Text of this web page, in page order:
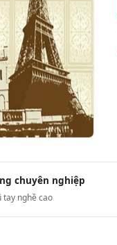
chuyên nghiệp
tay nghề cao